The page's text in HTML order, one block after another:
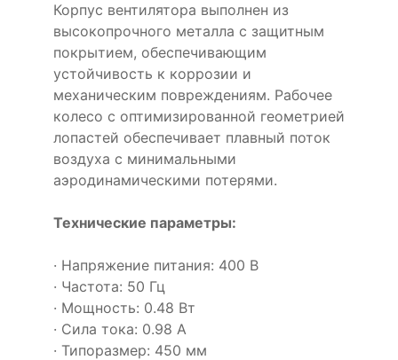
Корпус вентилятора выполнен из
высокопрочного металла с защитным
покрытием, обеспечивающим
устойчивость к коррозии и
механическим повреждениям. Рабочее
колесо с оптимизированной геометрией
лопастей обеспечивает плавный поток
воздуха с минимальными
аэродинамическими потерями.
Технические параметры:
· Напряжение питания: 400 В
· Частота: 50 Гц
· Мощность: 0.48 Вт
· Сила тока: 0.98 А
· Типоразмер: 450 мм